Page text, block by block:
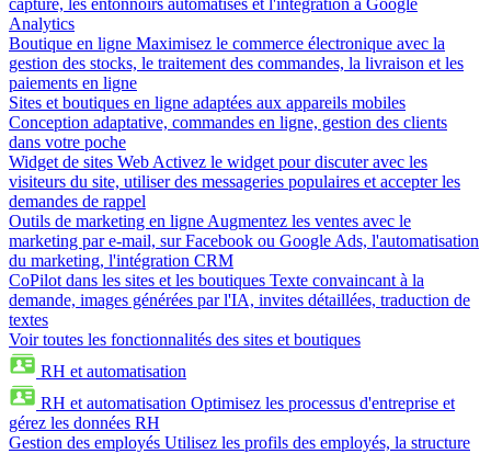
capture, les entonnoirs automatisés et l'intégration à Google
Analytics
Boutique en ligne Maximisez le commerce électronique avec la
gestion des stocks, le traitement des commandes, la livraison et les
paiements en ligne
Sites et boutiques en ligne adaptées aux appareils mobiles
Conception adaptative, commandes en ligne, gestion des clients
dans votre poche
Widget de sites Web Activez le widget pour discuter avec les
visiteurs du site, utiliser des messageries populaires et accepter les
demandes de rappel
Outils de marketing en ligne Augmentez les ventes avec le
marketing par e-mail, sur Facebook ou Google Ads, l'automatisation
du marketing, l'intégration CRM
CoPilot dans les sites et les boutiques Texte convaincant à la
demande, images générées par l'IA, invites détaillées, traduction de
textes
Voir toutes les fonctionnalités des sites et boutiques
RH et automatisation
RH et automatisation Optimisez les processus d'entreprise et
gérez les données RH
Gestion des employés Utilisez les profils des employés, la structure